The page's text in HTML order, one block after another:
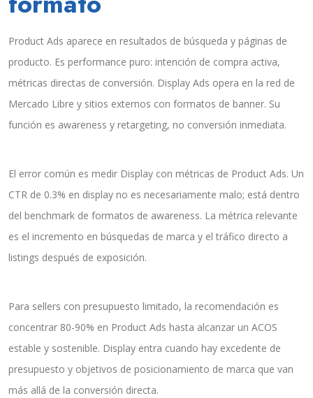
Product Ads aparece en resultados de búsqueda y páginas de
producto. Es performance puro: intención de compra activa,
métricas directas de conversión. Display Ads opera en la red de
Mercado Libre y sitios externos con formatos de banner. Su
función es awareness y retargeting, no conversión inmediata.
El error común es medir Display con métricas de Product Ads. Un
CTR de 0.3% en display no es necesariamente malo; está dentro
del benchmark de formatos de awareness. La métrica relevante
es el incremento en búsquedas de marca y el tráfico directo a
listings después de exposición.
Para sellers con presupuesto limitado, la recomendación es
concentrar 80-90% en Product Ads hasta alcanzar un ACOS
estable y sostenible. Display entra cuando hay excedente de
presupuesto y objetivos de posicionamiento de marca que van
más allá de la conversión directa.